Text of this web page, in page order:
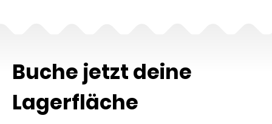
Buche jetzt deine
Lagerfläche